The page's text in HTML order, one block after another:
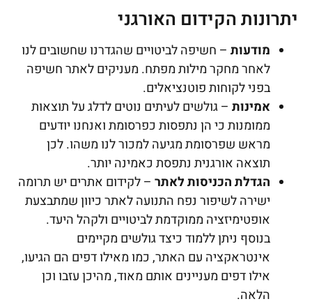
יתרונות הקידום האורגני
מודעות – חשיפה לביטויים שהגדרנו שחשובים לנו
לאחר מחקר מילות מפתח. מעניקים לאתר חשיפה
בפני לקוחות פוטנציאלים.
אמינות – גולשים לעיתים נוטים לדלג על תוצאות
ממומנות כי הן נתפסות כפרסומת ואנחנו יודעים
מראש שפרסומת מגיעה למכור לנו משהו. לכן
תוצאה אורגנית נתפסת כאמינה יותר.
הגדלת הכניסות לאתר – לקידום אתרים יש תרומה
ישירה לשיפור נפח התנועה לאתר כיוון שמתבצעת
אופטימיזציה ממוקדמת לביטויים ולקהל היעד.
בנוסף ניתן ללמוד כיצד גולשים מקיימים
אינטראקציה עם האתר, כמו מאילו דפים הם הגיעו,
אילו דפים מעניינים אותם מאוד, מהיכן עזבו וכן
הלאה.